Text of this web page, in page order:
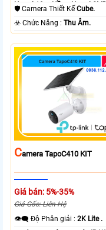
Ngoại 10m Hồng Ngoại SMD.
🛡 Camera Thiết KếCube.
️☣️ Chức Năng :Thu Âm.
CAmera TapoC410 KIT
Giá bán: 5%-35%
Giá Gốc: Liên Hệ
👁️‍🗨 Độ Phân giải :2K Lite .